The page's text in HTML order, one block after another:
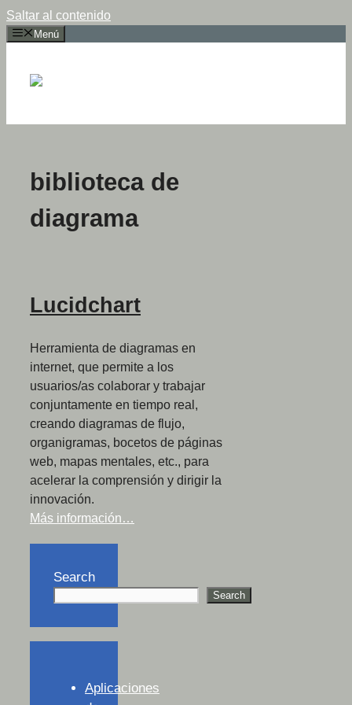
Saltar al contenido
Menú
biblioteca de
diagrama
Lucidchart
Herramienta de diagramas en
internet, que permite a los
usuarios/as colaborar y trabajar
conjuntamente en tiempo real,
creando diagramas de flujo,
organigramas, bocetos de páginas
web, mapas mentales, etc., para
acelerar la comprensión y dirigir la
innovación.
Más información…
Search
Search
Aplicaciones